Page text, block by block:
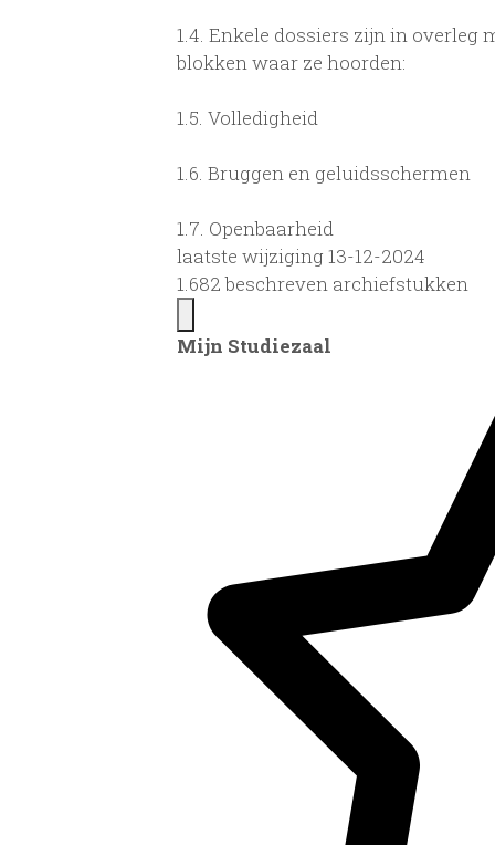
1.4. Enkele dossiers zijn in overleg
blokken waar ze hoorden:
1.5. Volledigheid
1.6. Bruggen en geluidsschermen
1.7. Openbaarheid
laatste wijziging 13-12-2024
1.682 beschreven archiefstukken
Mijn Studiezaal